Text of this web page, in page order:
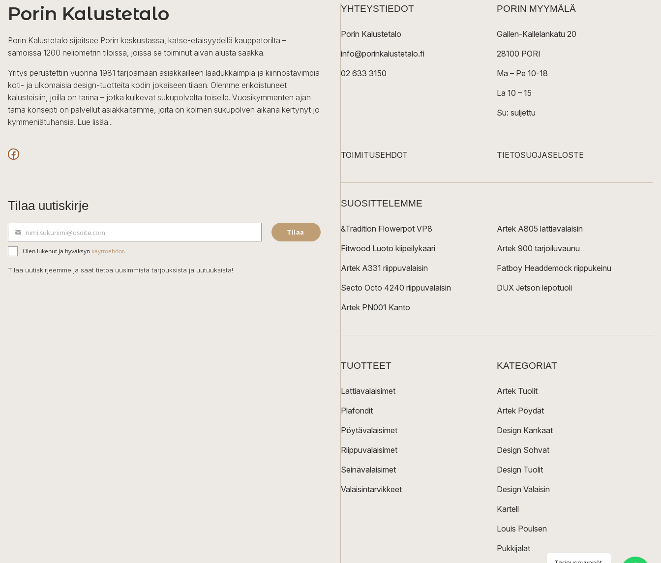
Porin Kalustetalo
Porin Kalustetalo sijaitsee Porin keskustassa, katse-etäisyydellä kauppatorilta –
samoissa 1200 neliömetrin tiloissa, joissa se toiminut aivan alusta saakka.
Yritys perustettiin vuonna 1981 tarjoamaan asiakkailleen laadukkaimpia ja kiinnostavimpia
koti- ja ulkomaisia design-tuotteita kodin jokaiseen tilaan. Olemme erikoistuneet
kalusteisiin, joilla on tarina – jotka kulkevat sukupolvelta toiselle. Vuosikymmenten ajan
tämä konsepti on palvellut asiakkaitamme, joita on kolmen sukupolven aikana kertynyt jo
kymmeniätuhansia. Lue lisää...
Facebook
Tilaa uutiskirje
ä
h
k
nimi.sukunimi@osoite.com Tilaa
Olen lukenut ja hyväksyn käyttöehdot.
Tilaa uutiskirjeemme ja saat tietoa uusimmista tarjouksista ja uutuuksista!
YHTEYSTIEDOT
Porin Kalustetalo
info@porinkalustetalo.fi
02 633 3150
PORIN MYYMÄLÄ
Gallen-Kallelankatu 20
28100 PORI
Ma – Pe 10-18
La 10 – 15
Su: suljettu
TOIMITUSEHDOT TIETOSUOJASELOSTE
SUOSITTELEMME
&Tradition Flowerpot VP8
Fitwood Luoto kiipeilykaari
Artek A331 riippuvalaisin
Secto Octo 4240 riippuvalaisin
Artek PN001 Kanto
Artek A805 lattiavalaisin
Artek 900 tarjoiluvaunu
Fatboy Headdemock riippukeinu
DUX Jetson lepotuoli
TUOTTEET
Lattiavalaisimet
Plafondit
Pöytävalaisimet
Riippuvalaisimet
Seinävalaisimet
Valaisintarvikkeet
KATEGORIAT
Artek Tuolit
Artek Pöydät
Design Kankaat
Design Sohvat
Design Tuolit
Design Valaisin
Kartell
Louis Poulsen
Pukkijalat